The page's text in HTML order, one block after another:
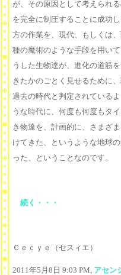
が、その原因として考えられ
を完全に制圧することに成功
方の作業を、現代、もしくは
種の魔術のような手段を用い
うした生物達が、進化の道筋
きたかのごとく見せるために
過去の時代と判定されている
うな時代に、何度も何度もタ
き物達を、計画的に、さまざ
けてきた、というような地球
った、ということなのです。
続く・・・
Ｃｅｃｙｅ（セスィエ）
2011年5月8日 9:03 PM, アセン